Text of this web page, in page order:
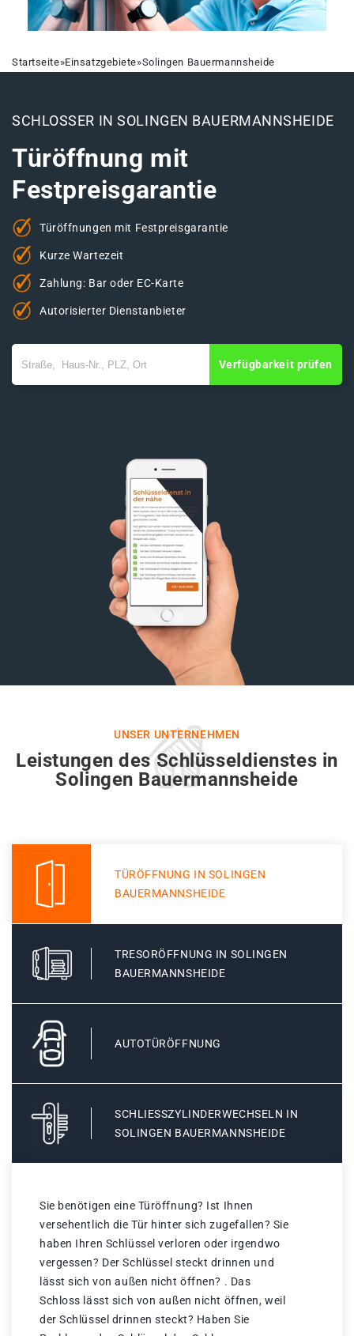
Startseite»Einsatzgebiete»Solingen Bauermannsheide
SCHLOSSER IN SOLINGEN BAUERMANNSHEIDE
Türöffnung mit
Festpreisgarantie
Türöffnungen mit Festpreisgarantie
Kurze Wartezeit
Zahlung: Bar oder EC-Karte
Autorisierter Dienstanbieter
Verfügbarkeit prüfen
UNSER UNTERNEHMEN
Leistungen des Schlüsseldienstes in
Solingen Bauermannsheide
TÜRÖFFNUNG IN SOLINGEN
BAUERMANNSHEIDE
TRESORÖFFNUNG IN SOLINGEN
BAUERMANNSHEIDE
AUTOTÜRÖFFNUNG
SCHLIESSZYLINDERWECHSELN IN S
OLINGEN BAUERMANNSHEIDE
Sie benötigen eine Türöffnung? Ist Ihnen
versehentlich die Tür hinter sich zugefallen? Sie
haben Ihren Schlüssel verloren oder irgendwo
vergessen? Der Schlüssel steckt drinnen und
lässt sich von außen nicht öffnen? . Das
Schloss lässt sich von außen nicht öffnen, weil
der Schlüssel drinnen steckt? Haben Sie